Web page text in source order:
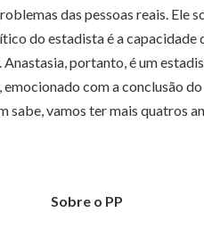
das pessoas reais. Ele
do estadista é a
portanto, é um
com a conclusão
sabe, vamos ter mais quatros
Sobre o PP